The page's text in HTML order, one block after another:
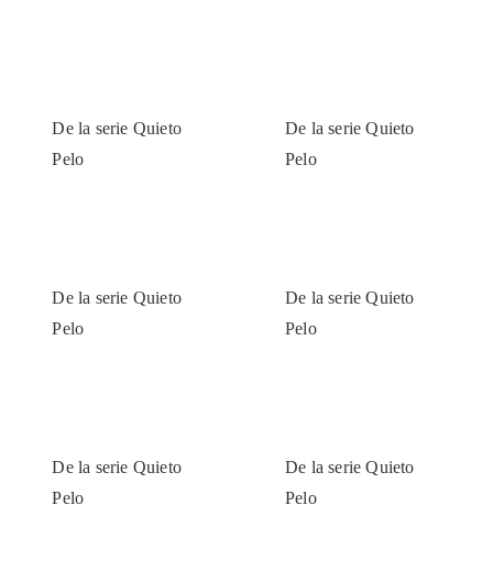
De la serie Quieto
Pelo
De la serie Quieto
Pelo
De la serie Quieto
Pelo
De la serie Quieto
Pelo
De la serie Quieto
Pelo
De la serie Quieto
Pelo